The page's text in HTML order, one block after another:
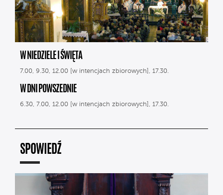
W NIEDZIELE I ŚWIĘTA
7.00, 9.30, 12.00 [w intencjach zbiorowych], 17.30.
W DNI POWSZEDNIE
6.30, 7.00, 12.00 [w intencjach zbiorowych], 17.30.
SPOWIEDŹ